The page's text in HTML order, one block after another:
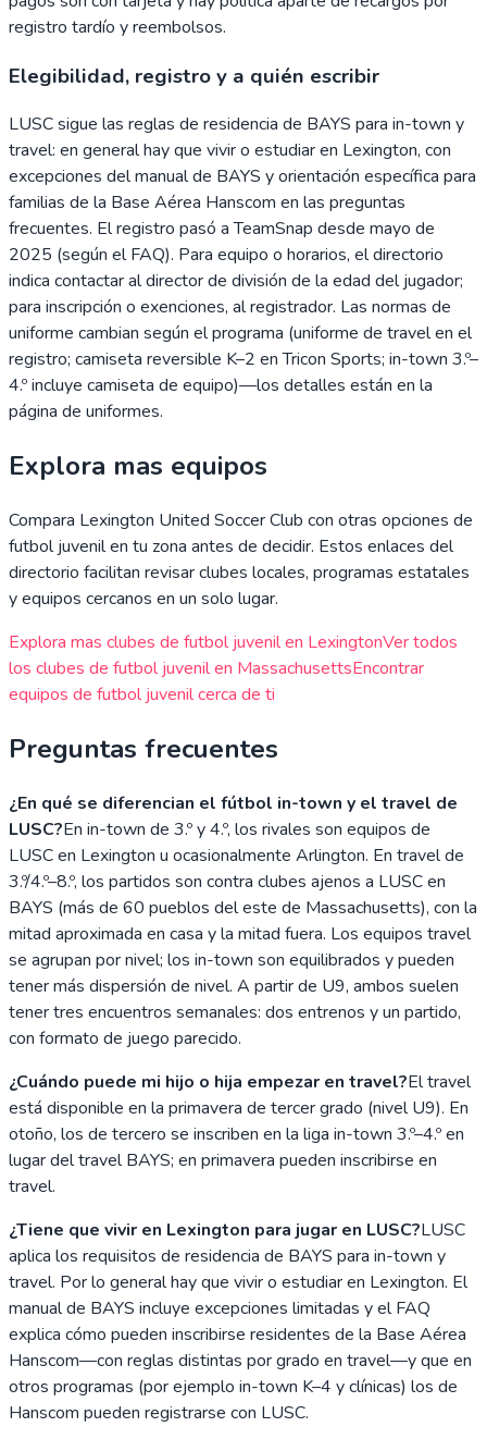
registro tardío y reembolsos.
Elegibilidad, registro y a quién escribir
LUSC sigue las reglas de residencia de BAYS para in-town y
travel: en general hay que vivir o estudiar en Lexington, con
excepciones del manual de BAYS y orientación específica para
familias de la Base Aérea Hanscom en las preguntas
frecuentes. El registro pasó a TeamSnap desde mayo de
2025 (según el FAQ). Para equipo o horarios, el directorio
indica contactar al director de división de la edad del jugador;
para inscripción o exenciones, al registrador. Las normas de
uniforme cambian según el programa (uniforme de travel en el
registro; camiseta reversible K–2 en Tricon Sports; in-town 3.º–
4.º incluye camiseta de equipo)—los detalles están en la
página de uniformes.
Explora mas equipos
Compara Lexington United Soccer Club con otras opciones de
futbol juvenil en tu zona antes de decidir. Estos enlaces del
directorio facilitan revisar clubes locales, programas estatales
y equipos cercanos en un solo lugar.
Explora mas clubes de futbol juvenil en LexingtonVer todos
los clubes de futbol juvenil en MassachusettsEncontrar
equipos de futbol juvenil cerca de ti
Preguntas frecuentes
¿En qué se diferencian el fútbol in-town y el travel de
LUSC?En in-town de 3.º y 4.º, los rivales son equipos de
LUSC en Lexington u ocasionalmente Arlington. En travel de
3.º/4.º–8.º, los partidos son contra clubes ajenos a LUSC en
BAYS (más de 60 pueblos del este de Massachusetts), con la
mitad aproximada en casa y la mitad fuera. Los equipos travel
se agrupan por nivel; los in-town son equilibrados y pueden
tener más dispersión de nivel. A partir de U9, ambos suelen
tener tres encuentros semanales: dos entrenos y un partido,
con formato de juego parecido.
¿Cuándo puede mi hijo o hija empezar en travel?El travel
está disponible en la primavera de tercer grado (nivel U9). En
otoño, los de tercero se inscriben en la liga in-town 3.º–4.º en
lugar del travel BAYS; en primavera pueden inscribirse en
travel.
¿Tiene que vivir en Lexington para jugar en LUSC?LUSC
aplica los requisitos de residencia de BAYS para in-town y
travel. Por lo general hay que vivir o estudiar en Lexington. El
manual de BAYS incluye excepciones limitadas y el FAQ
explica cómo pueden inscribirse residentes de la Base Aérea
Hanscom—con reglas distintas por grado en travel—y que en
otros programas (por ejemplo in-town K–4 y clínicas) los de
Hanscom pueden registrarse con LUSC.